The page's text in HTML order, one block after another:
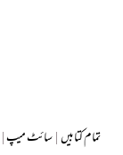
|سائٹ میپ|تمام کتابیں